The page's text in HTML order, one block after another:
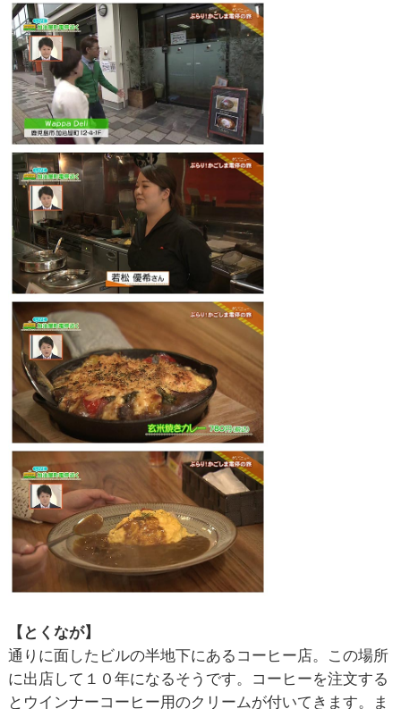
【とくなが】
通りに面したビルの半地下にあるコーヒー店。この場所
に出店して１０年になるそうです。コーヒーを注文する
とウインナーコーヒー用のクリームが付いてきます。ま